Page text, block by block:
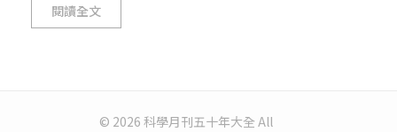
閱讀全文
© 2026 科學月刊五十年大全 All